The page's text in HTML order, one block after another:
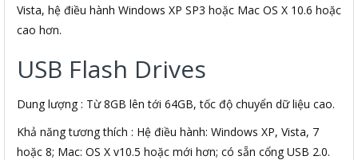
Vista, hệ điều hành Windows XP SP3 hoặc Mac OS X 10.6 hoặc
cao hơn.
USB Flash Drives
Dung lượng : Từ 8GB lên tới 64GB, tốc độ chuyển dữ liệu cao.
Khả năng tương thích : Hệ điều hành: Windows XP, Vista, 7
hoặc 8; Mac: OS X v10.5 hoặc mới hơn; có sẵn cổng USB 2.0.